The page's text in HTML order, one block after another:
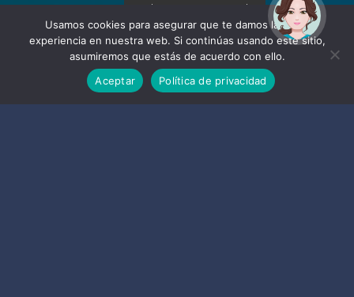
Usamos cookies para asegurar que te damos la mejor
experiencia en nuestra web. Si continúas usando este sitio,
asumiremos que estás de acuerdo con ello.
Aceptar
Política de privacidad
¡Hola! Soy Noy. ¿Puedo
ayudarte?